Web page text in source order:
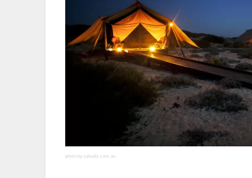
photo by salsalis.com.au